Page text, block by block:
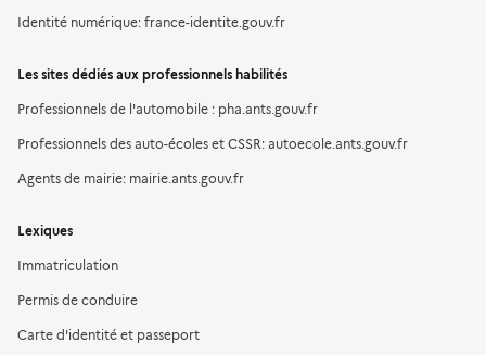
Identité numérique: france-identite.gouv.fr
Les sites dédiés aux professionnels habilités
Professionnels de l'automobile : pha.ants.gouv.fr
Professionnels des auto-écoles et CSSR: autoecole.ants.gouv.fr
Agents de mairie: mairie.ants.gouv.fr
Lexiques
Immatriculation
Permis de conduire
Carte d'identité et passeport